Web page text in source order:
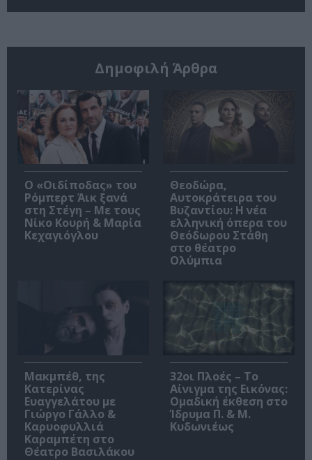
Δημοφιλή Άρθρα
O «Οιδίποδας» του
Ρόμπερτ Άικ ξανά
στη Στέγη – Με τους
Νίκο Κουρή & Μαρία
Κεχαγιόγλου
Θεοδώρα,
Αυτοκράτειρα του
Βυζαντίου: Η νέα
ελληνική όπερα του
Θεόδωρου Στάθη
στο θέατρο
Ολύμπια
Μακμπέθ, της
Κατερίνας
Ευαγγελάτου με
Γιώργο Γάλλο &
Καρυοφυλλιά
Καραμπέτη στο
Θέατρο Βασιλάκου
32οι Πλοές – Το
Αίνιγμα της Εικόνας:
Ομαδική έκθεση στο
Ίδρυμα Π. & Μ.
Κυδωνιέως